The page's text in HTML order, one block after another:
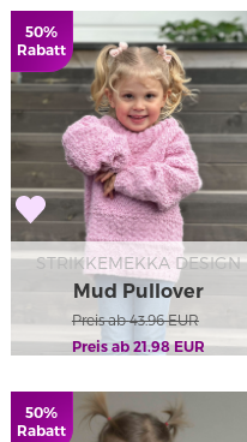
50%
Rabatt
STRIKKEMEKKA DESIGN
Mud Pullover
Preis ab 43.96EUR
Preis ab 21.98EUR
50%
Rabatt